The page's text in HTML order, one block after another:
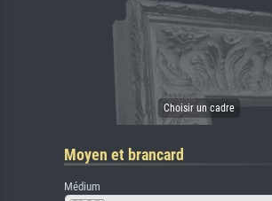
Moyen et brancard
Médium